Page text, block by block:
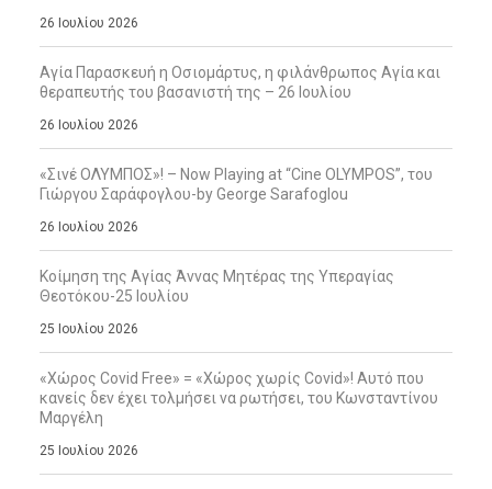
26 Ιουλίου 2026
Αγία Παρασκευή η Οσιομάρτυς, η φιλάνθρωπος Αγία και
θεραπευτής του βασανιστή της – 26 Ιουλίου
26 Ιουλίου 2026
«Σινέ ΟΛΥΜΠΟΣ»! – Now Playing at “Cine OLYMPOS”, του
Γιώργου Σαράφογλου-by George Sarafoglou
26 Ιουλίου 2026
Κοίμηση της Αγίας Άννας Μητέρας της Υπεραγίας
Θεοτόκου-25 Ιουλίου
25 Ιουλίου 2026
«Χώρος Covid Free» = «Χώρος χωρίς Covid»! Αυτό που
κανείς δεν έχει τολμήσει να ρωτήσει, του Κωνσταντίνου
Μαργέλη
25 Ιουλίου 2026